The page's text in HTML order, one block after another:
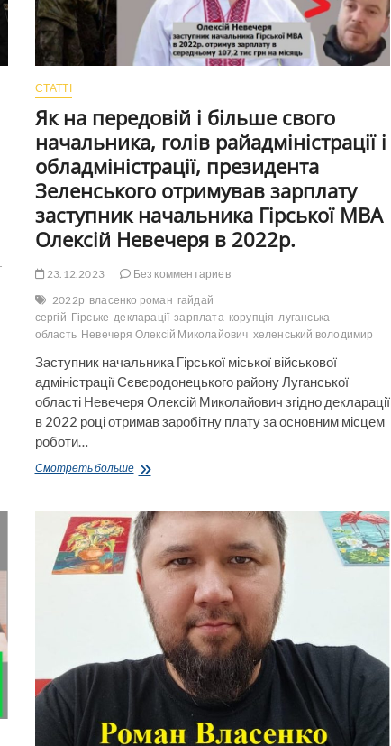
Луганської
області
(ВІДЕО)
СТАТТІ
Як на передовій і більше свого
начальника, голів райадміністрації і
обладміністрації, президента
Зеленського отримував зарплату
заступник начальника Гірської МВА
Олексій Невечеря в 2022р.
23.12.2023
Без комментариев
2022р власенко роман гайдай
сергій Гірське декларації зарплата корупція луганська
область Невечеря Олексій Миколайович хеленський володимир
Заступник начальника Гірської міської військової
адміністрації Сєвєродонецького району Луганської
області Невечеря Олексій Миколайович згідно декларації
в 2022 році отримав заробітну плату за основним місцем
роботи…
Смотреть большеЯк
і
більше
свого
начальника,
голів
райадміністрації
обладміністрації,
президента
Зеленського
отримував
зарплату
начальника
Гірської